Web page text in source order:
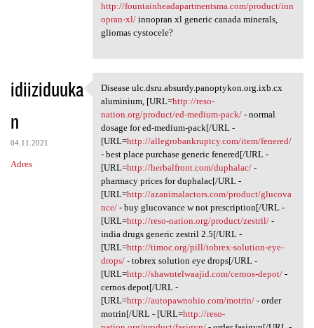
http://fountainheadapartmentsma.com/product/inn
opran-xl/innopran xl generic canada minerals,
gliomas cystocele?
idiiziduuka
n
04.11.2021
Adres
Disease ulc.dsru.absurdy
Disease ulc.dsru.absurdy.panoptykon.org.ixb.cx
aluminium, [URL=http://reso-
nation.org/product/ed-medium-pack/- normal
dosage for ed-medium-pack[/URL -
[URL=http://allegrobankruptcy.com/item/fenered/
- best place purchase generic fenered[/URL -
[URL=http://herbalfront.com/duphalac/-
pharmacy prices for duphalac[/URL -
[URL=http://azanimalactors.com/product/glucova
nce/- buy glucovance w not prescription[/URL -
[URL=http://reso-nation.org/product/zestril/-
india drugs generic zestril 2.5[/URL -
[URL=http://timoc.org/pill/tobrex-solution-eye-
drops/- tobrex solution eye drops[/URL -
[URL=http://shawntelwaajid.com/cernos-depot/-
cernos depot[/URL -
[URL=http://autopawnohio.com/motrin/- order
motrin[/URL - [URL=http://reso-